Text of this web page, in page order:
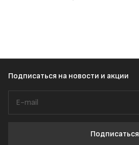
Подписаться на новости и акции
Подписаться